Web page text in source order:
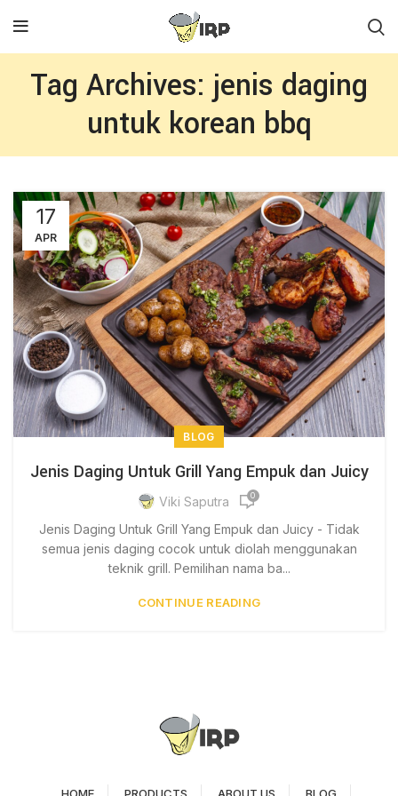
Tag Archives: jenis daging
untuk korean bbq
17
APR
BLOG
Jenis Daging Untuk Grill Yang Empuk dan Juicy
Viki Saputra 0
Jenis Daging Untuk Grill Yang Empuk dan Juicy - Tidak
semua jenis daging cocok untuk diolah menggunakan
teknik grill. Pemilihan nama ba...
CONTINUE READING